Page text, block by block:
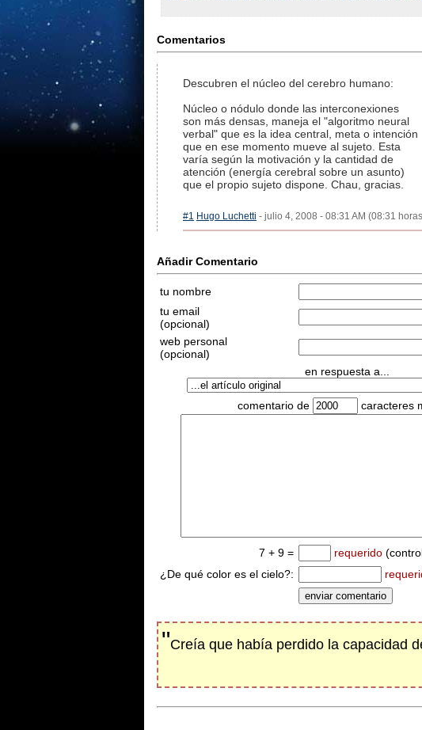
Comentarios
Descubren el núcleo del cerebro humano:
Núcleo o nódulo donde las interconexiones
son más densas, maneja el "algoritmo neural
verbal" que es la idea central, meta o intención
que en ese momento mueve al sujeto. Esta
varía según la motivación y la cantidad de
atención (energía cerebral sobre un asunto)
que el propio sujeto dispone. Chau, gracias.
#1 Hugo Luchetti - julio 4, 2008 - 08:31 AM (08:31
Añadir Comentario
tu nombre
tu email
(opcional)
web personal
(opcional)
en respuesta a...
comentario de caracteres
7 + 9 = requerido
¿De qué color es el cielo?:
"Creía que había perdido la capacidad